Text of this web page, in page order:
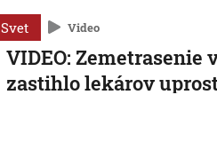
Svet Video
VIDEO: Zemetrasenie
zastihlo lekárov